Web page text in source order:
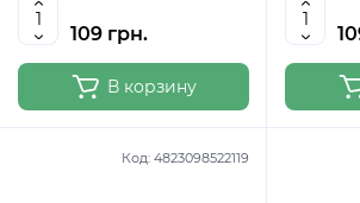
109 грн.
В корзину
Код: 4823098522119